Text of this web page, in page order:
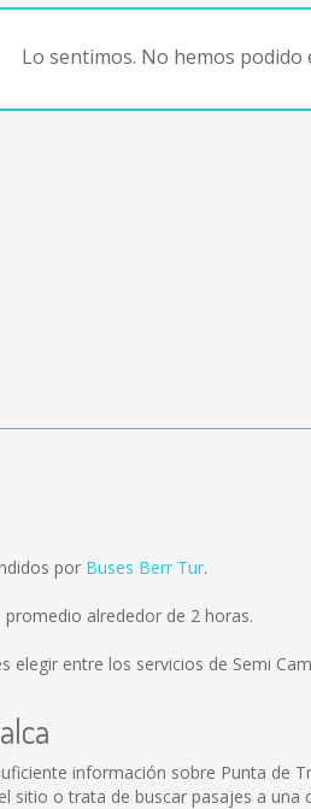
Lo sentimos. No hemos
por Buses Berr Tur.
alrededor de 2 horas.
elegir entre los servicios de Semi
información sobre Punta de
o trata de buscar pasajes a una